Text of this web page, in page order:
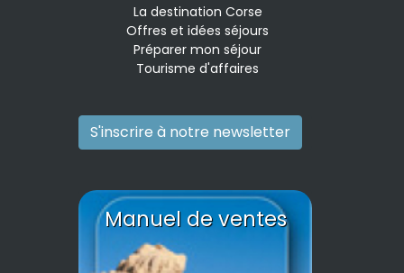
La destination Corse
Offres et idées séjours
Préparer mon séjour
Tourisme d'affaires
S'inscrire à notre newsletter
Manuel de ventes